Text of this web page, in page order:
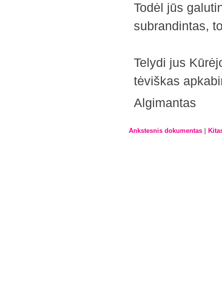
Todėl jūs
subrandintas,
Telydi jus
tėviškas
Algimantas
Ankstesnis dokumentas |